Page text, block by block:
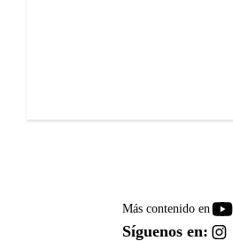
Más contenido en
Síguenos en: